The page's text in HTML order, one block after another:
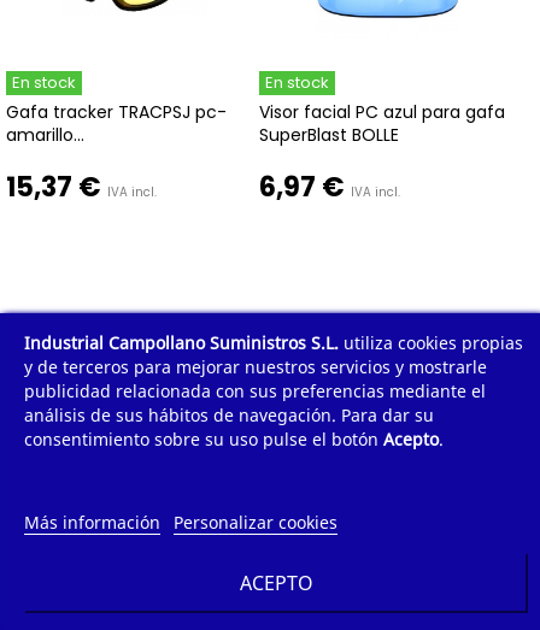
En stock
Gafa tracker TRACPSJ pc-
amarillo...
15,37 € IVA incl.
En stock
Visor facial PC azul para gafa
SuperBlast BOLLE
6,97 € IVA incl.
Mostrar todo 1 2 3
Mostrando 1 - 24 de 72 artículos
¿QUIÉNES SOMOS?
INFORMACIÓN DE CONTACTO
Industrial Campollano Suministros S.L. utiliza cookies propias
y de terceros para mejorar nuestros servicios y mostrarle
publicidad relacionada con sus preferencias mediante el
análisis de sus hábitos de navegación. Para dar su
consentimiento sobre su uso pulse el botón Acepto.
Más información Personalizar cookies
ACEPTO